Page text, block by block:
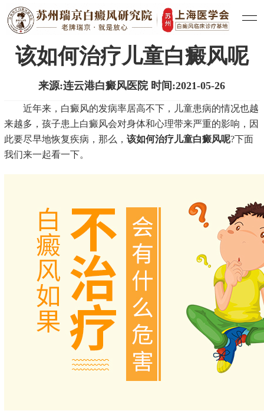
医院新闻 | 白癜风治疗 | 白癜风常识
该如何治疗儿童白癜风呢
来源:连云港白癜风医院 时间:2021-05-26
近年来，白癜风的发病率居高不下，儿童患病的情况也越
来越多，孩子患上白癜风会对身体和心理带来严重的影响，因
此要尽早地恢复疾病，那么， 该如何治疗儿童白癜风呢?下面
我们来一起看一下。